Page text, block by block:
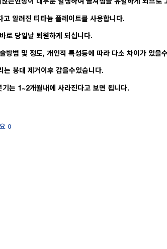
알려진 티타늄 플레이트를 사용합니다.
로 당일날 퇴원하게 되십니다.
방법 및 정도, 개인적 특성등에 따라 다소 차이가 있을
붕대 제거이후 감을수있습니다.
는 1~2개월내에 사라진다고 보면 됩니다.
0